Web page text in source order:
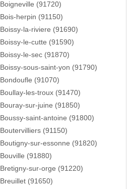
(91720)
herpin (91150)
la-riviere (91690)
le-cutte (91590)
le-sec (91870)
sous-saint-yon (91790)
(91070)
les-troux (91470)
sur-juine (91850)
saint-antoine (91800)
(91150)
sur-essonne (91820)
(91880)
sur-orge (91220)
(91650)